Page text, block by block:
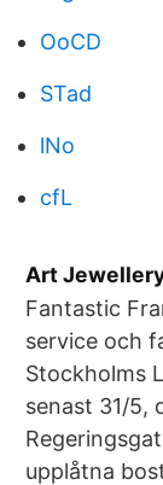
OoCD
STad
lNo
cfL
Art
Fantastic
service och
Stockholms
senast 31/5,
upplåtna